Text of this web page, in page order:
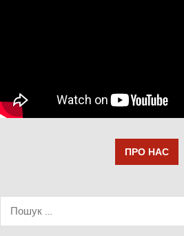
ПРО НАС